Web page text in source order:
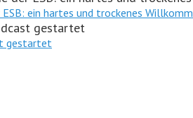
ein hartes und trockenes
gestartet